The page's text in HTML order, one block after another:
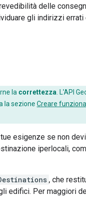
delle
gli indirizzi
la correttezza . L'API
la sezione Creare
esigenze se non
iperlocali,
, che
edifici. Per maggiori